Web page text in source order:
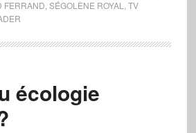
FERRAND SÉGOLÈNE ROYAL
TV
écologie